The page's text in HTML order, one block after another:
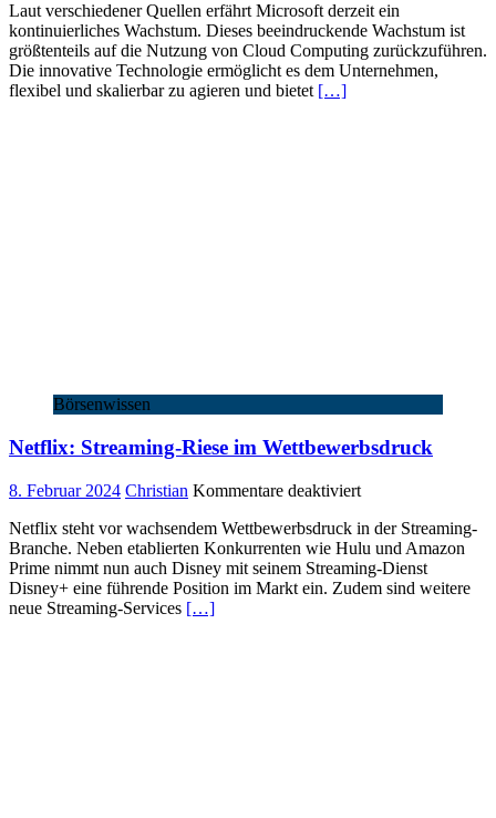
Unaufhaltsames
Wachstum
dank
Cloud
Laut verschiedener Quellen erfährt Microsoft derzeit ein
kontinuierliches Wachstum. Dieses beeindruckende Wachstum ist
größtenteils auf die Nutzung von Cloud Computing zurückzuführen.
Die innovative Technologie ermöglicht es dem Unternehmen,
flexibel und skalierbar zu agieren und bietet […]
Börsenwissen
Netflix: Streaming-Riese im Wettbewerbsdruck
8. Februar 2024 Christian Kommentare deaktiviertfür
Streaming-
Riese
im
Wettbewerbsdruck
Netflix steht vor wachsendem Wettbewerbsdruck in der Streaming-
Branche. Neben etablierten Konkurrenten wie Hulu und Amazon
Prime nimmt nun auch Disney mit seinem Streaming-Dienst
Disney+ eine führende Position im Markt ein. Zudem sind weitere
neue Streaming-Services […]